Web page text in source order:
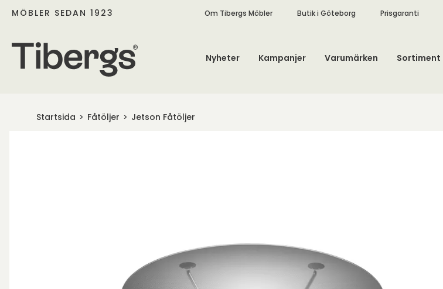
MÖBLER SEDAN 1923 Om Tibergs Möbler Butik i Göteborg Prisgaranti
Nyheter Kampanjer Varumärken Sortiment
Startsida Fåtöljer Jetson Fåtöljer